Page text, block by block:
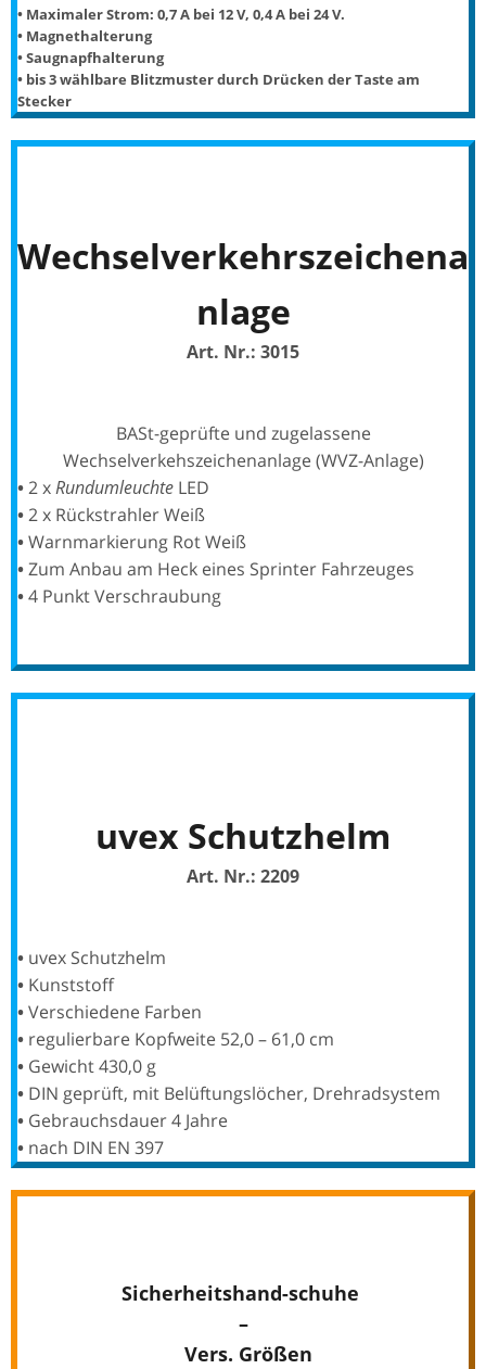
• Maximaler Strom: 0,7 A bei 12 V, 0,4 A bei 24 V.
• Magnethalterung
• Saugnapfhalterung
• bis 3 wählbare Blitzmuster durch Drücken der Taste am
Stecker
Wechselverkehrszeichena
nlage
Art. Nr.: 3015
BASt-geprüfte und zugelassene
Wechselverkehszeichenanlage (WVZ-Anlage)
•2 xRundumleuchte LED
•2 x Rückstrahler Weiß
•Warnmarkierung Rot Weiß
•Zum Anbau am Heck eines Sprinter Fahrzeuges
•4 Punkt Verschraubung
uvex Schutzhelm
Art. Nr.: 2209
• uvex Schutzhelm
• Kunststoff
•Verschiedene Farben
• regulierbare Kopfweite 52,0 – 61,0 cm
• Gewicht 430,0 g
• DIN geprüft, mit Belüftungslöcher, Drehradsystem
• Gebrauchsdauer 4 Jahre
• nach DIN EN 397
Sicherheitshand-schuhe
–
Vers. Größen